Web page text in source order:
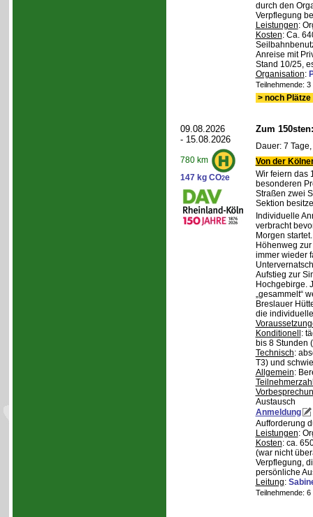
durch den
Verpflegung
Leistungen:
Kosten: Ca.
Anreise mit
Stand 10/25,
Organisation:
Teilnehmende:
> noch
09.08.2026
- 15.08.2026
780 km
147 kg CO2e
Zum
Dauer: 7
Von der
Wir feiern das
besonderen
Straßen zwei
Sektion
Individuelle
verbracht
Morgen
Höhenweg
immer wieder
Aufstieg zur
Hochgebirge.
„gesammelt“
Breslauer
die
Konditionell :
bis 8 Stunden
Technisch:
T3) und
Allgemein:
Austausch
Anmeldung
Aufforderung
Leistungen:
Kosten: ca.
(war nicht
Verpflegung,
persönliche
Leitung:
Teilnehmende: